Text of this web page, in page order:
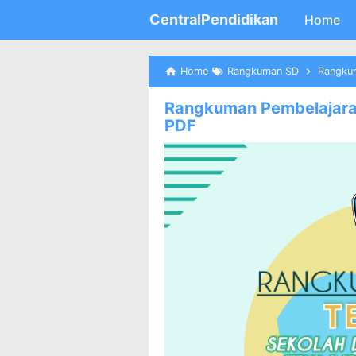
CentralPendidikan Home
Home Rangkuman SD
Rangkuman
PDF